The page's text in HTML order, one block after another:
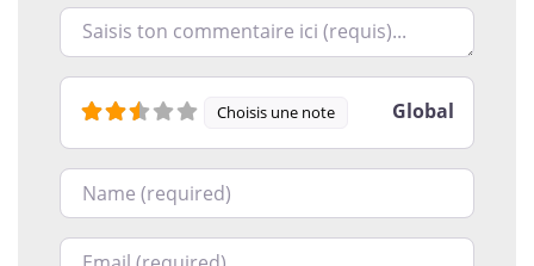
Racontez-nous ce que vous avez le plus et le
Choisis une note Global
Nom
Courriel